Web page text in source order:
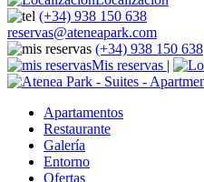
(+34) 938 150 638
reservas@ateneapark.com
(+34) 938 150 638
Mis reservas |
Apartamentos
Restaurante
Galería
Entorno
Ofertas